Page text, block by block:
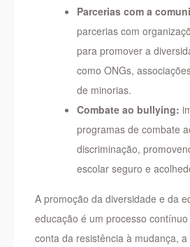
Parcerias com a
parcerias com
para promover a
como ONGs,
de minorias.
Combate ao bullying:
programas de combate
discriminação,
escolar seguro e
A promoção da diversidade e da
educação é um processo
conta da resistência à mudança,